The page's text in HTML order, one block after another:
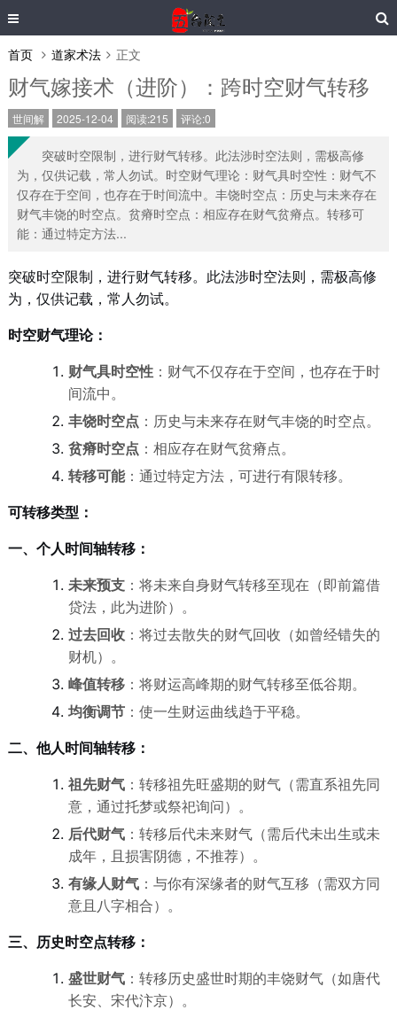
首页 道家术法 正文
财气嫁接术（进阶）：跨时空财气转移
世间解 2025-12-04 阅读:215 评论:0
突破时空限制，进行财气转移。此法涉时空法则，需极高修
为，仅供记载，常人勿试。时空财气理论：财气具时空性：财气不
仅存在于空间，也存在于时间流中。丰饶时空点：历史与未来存在
财气丰饶的时空点。贫瘠时空点：相应存在财气贫瘠点。转移可
能：通过特定方法...
突破时空限制，进行财气转移。此法涉时空法则，需极高修
为，仅供记载，常人勿试。
时空财气理论：
财气具时空性：财气不仅存在于空间，也存在于时
间流中。
丰饶时空点 ：历史与未来存在财气丰饶的时空点。
贫瘠时空点 ：相应存在财气贫瘠点。
转移可能：通过特定方法，可进行有限转移。
可转移类型：
一、个人时间轴转移：
未来预支：将未来自身财气转移至现在（即前篇借
贷法，此为进阶）。
过去回收：将过去散失的财气回收（如曾经错失的
财机）。
峰值转移：将财运高峰期的财气转移至低谷期。
均衡调节：使一生财运曲线趋于平稳。
二、他人时间轴转移：
祖先财气：转移祖先旺盛期的财气（需直系祖先同
意，通过托梦或祭祀询问）。
后代财气：转移后代未来财气（需后代未出生或未
成年，且损害阴德，不推荐）。
有缘人财气：与你有深缘者的财气互移（需双方同
意且八字相合）。
三、历史时空点转移：
盛世财气：转移历史盛世时期的丰饶财气（如唐代
长安、宋代汴京）。